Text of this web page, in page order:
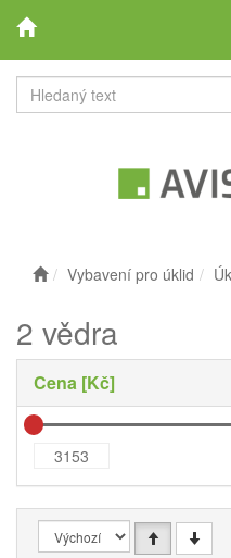
Vybavení pro úklid
2 vědra
Cena [Kč]